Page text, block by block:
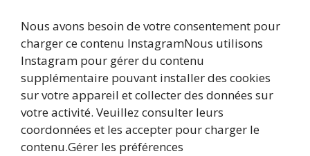
Nous avons besoin de votre consentement pour
charger ce contenu InstagramNous utilisons
Instagram pour gérer du contenu
supplémentaire pouvant installer des cookies
sur votre appareil et collecter des données sur
votre activité. Veuillez consulter leurs
coordonnées et les accepter pour charger le
contenu.Gérer les préférences